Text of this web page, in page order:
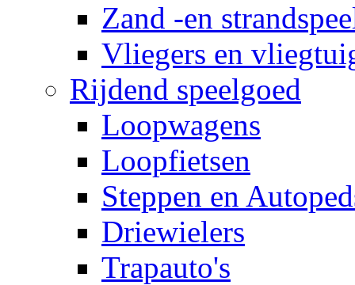
Zand -en
Vliegers en
Rijdend speelgoed
Loopwagens
Loopfietsen
Steppen en
Driewielers
Trapauto's